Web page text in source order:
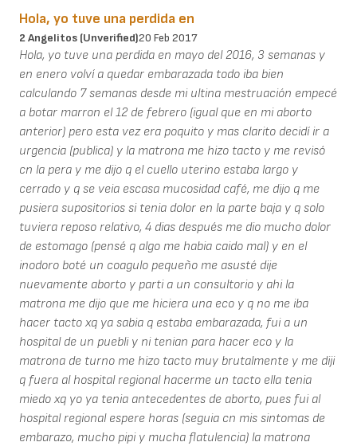
Hola, yo tuve una perdida en
2 Angelitos (unverified)20 Feb 2017
Hola, yo tuve una perdida en mayo del 2016, 3 semanas y
en enero volví a quedar embarazada todo iba bien
calculando 7 semanas desde mi ultina mestruación empecé
a botar marron el 12 de febrero (igual que en mi aborto
anterior) pero esta vez era poquito y mas clarito decidí ir a
urgencia (publica) y la matrona me hizo tacto y me revisó
cn la pera y me dijo q el cuello uterino estaba largo y
cerrado y q se veia escasa mucosidad café, me dijo q me
pusiera supositorios si tenia dolor en la parte baja y q solo
tuviera reposo relativo, 4 dias después me dio mucho dolor
de estomago (pensé q algo me habia caido mal) y en el
inodoro boté un coagulo pequeño me asusté dije
nuevamente aborto y parti a un consultorio y ahi la
matrona me dijo que me hiciera una eco y q no me iba
hacer tacto xq ya sabia q estaba embarazada, fui a un
hospital de un puebli y ni tenian para hacer eco y la
matrona de turno me hizo tacto muy brutalmente y me diji
q fuera al hospital regional hacerme un tacto ella tenia
miedo xq yo ya tenia antecedentes de aborto, pues fui al
hospital regional espere horas (seguia cn mis sintomas de
embarazo, mucho pipi y mucha flatulencia) la matrona